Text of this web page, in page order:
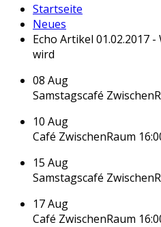
Startseite
Neues
Echo Artikel 01.02.2017
wird
08 Aug
Samstagscafé
10 Aug
Café ZwischenRaum
15 Aug
Samstagscafé
17Aug
Café ZwischenRaum